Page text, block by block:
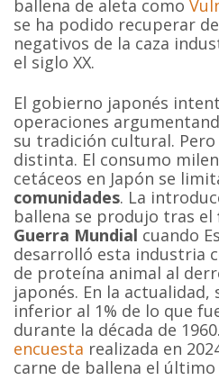
ballena de aleta como
se ha podido recuperar
negativos de la caza
el siglo XX.
El gobierno japonés
operaciones
su tradición cultural.
distinta. El consumo
cetáceos en Japón se
comunidades. La
ballena se produjo tras el
Guerra Mundial cuando
desarrolló esta industria
de proteína animal al
japonés. En la actualidad,
inferior al 1% de lo que
durante la década de
encuesta realizada en
carne de ballena el último